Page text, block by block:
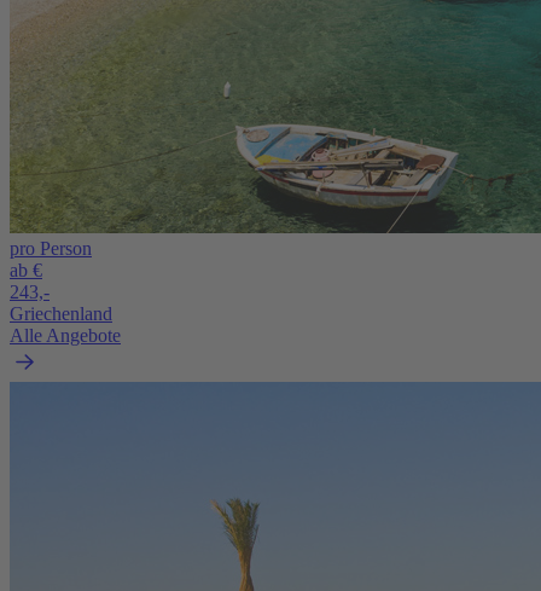
pro Person
ab €
243,-
Griechenland
Alle Angebote